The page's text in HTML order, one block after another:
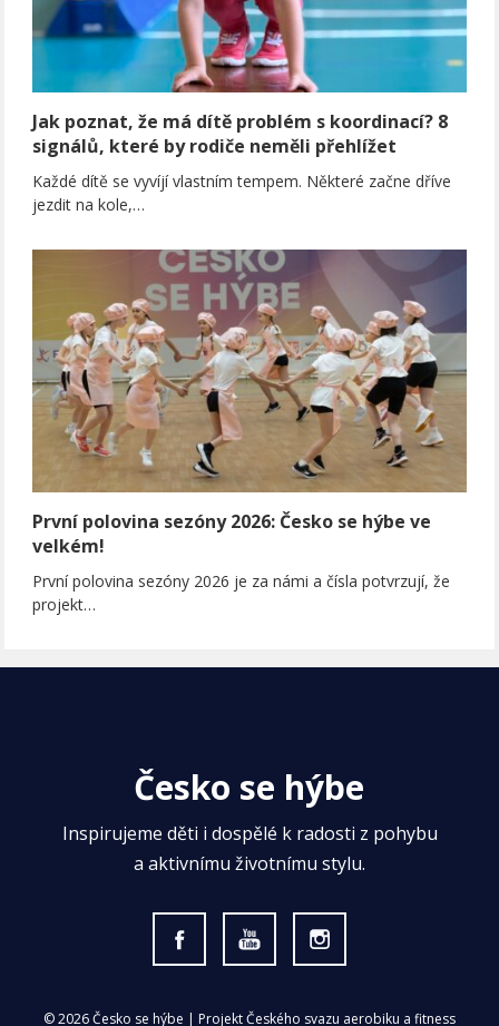
Jak poznat, že má dítě problém s koordinací? 8
signálů, které by rodiče neměli přehlížet
Každé dítě se vyvíjí vlastním tempem. Některé začne dříve
jezdit na kole,…
První polovina sezóny 2026: Česko se hýbe ve
velkém!
První polovina sezóny 2026 je za námi a čísla potvrzují, že
projekt…
Česko se hýbe
Inspirujeme děti i dospělé k radosti z pohybu
a aktivnímu životnímu stylu.
© 2026 Česko se hýbe | Projekt Českého svazu aerobiku a fitness